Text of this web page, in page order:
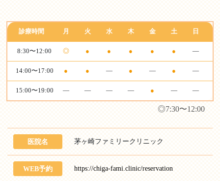
診療時間 月 火 水 木 金 土 日
8:30〜12:00 ◎ ● ● ● ● ● —
14:00〜17:00 ● ● — ● — ● —
15:00〜19:00 — — — — ● — —
◎7:30〜12:00
医院名 茅ヶ崎ファミリークリニック
WEB予約 https://chiga-fami.clinic/reservation